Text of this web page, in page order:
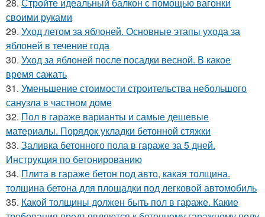
28. Стройте идеальный балкон с помощью вагонки
своими руками
29. Уход летом за яблоней. Основные этапы ухода за
яблоней в течение года
30. Уход за яблоней после посадки весной. В какое
время сажать
31. Уменьшение стоимости строительства небольшого
санузла в частном доме
32. Пол в гараже варианты и самые дешевые
материалы. Порядок укладки бетонной стяжки
33. Заливка бетонного пола в гараже за 5 дней.
Инструкция по бетонированию
34. Плита в гараже бетон под авто, какая толщина.
толщина бетона для площадки под легковой автомобиль
35. Какой толщины должен быть пол в гараже. Какие